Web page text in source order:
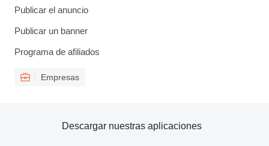
Publicar el anuncio
Publicar un banner
Programa de afiliados
Empresas
Descargar nuestras aplicaciones